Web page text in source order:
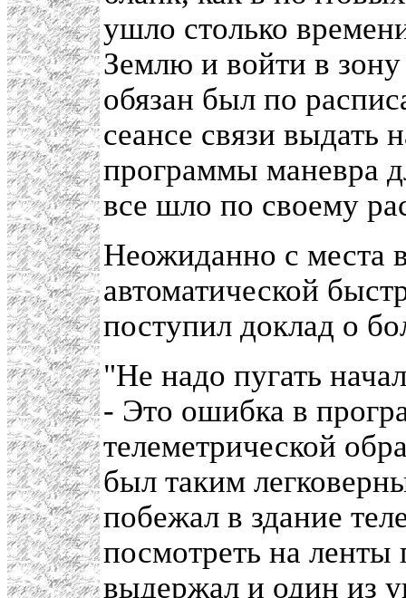
ушло столько
Землю и войти в
обязан был по
сеансе связи выдать
программы маневра
все шло по своему
Неожиданно с места
автоматической
поступил доклад о
"Не надо пугать
- Это ошибка в
телеметрической
был таким
побежал в здание
посмотреть на
выдержал и один из